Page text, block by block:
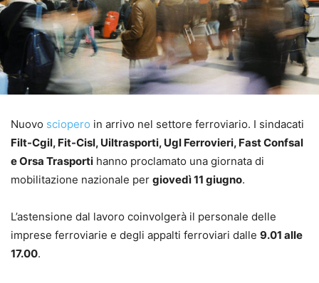
Nuovo sciopero in arrivo nel settore ferroviario. I sindacati
Filt-Cgil, Fit-Cisl, Uiltrasporti, Ugl Ferrovieri, Fast Confsal
e Orsa Trasporti hanno proclamato una giornata di
mobilitazione nazionale per giovedì 11 giugno.
L’astensione dal lavoro coinvolgerà il personale delle
imprese ferroviarie e degli appalti ferroviari dalle 9.01 alle
17.00.